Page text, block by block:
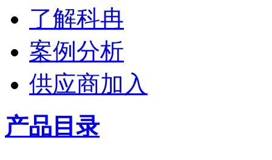
了解科冉
案例分析
供应商加入
产品目录